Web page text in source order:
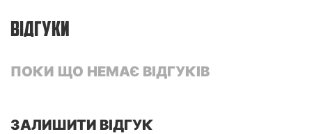
ВІДГУКИ
ПОКИ ЩО НЕМАЄ ВІДГУКІВ
ЗАЛИШИТИ ВІДГУК